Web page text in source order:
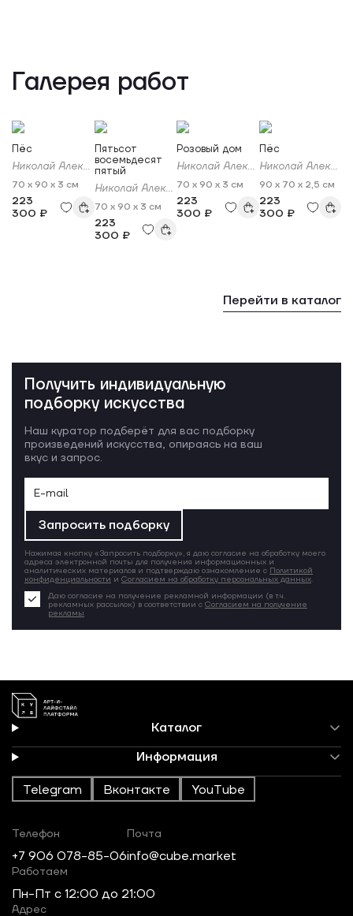
Галерея работ
Пёс
Николай Алексеев
70 x 90 x 3 см
223
300 ₽
Пятьсот
восемьдесят
пятый
Николай Алексеев
70 x 90 x 3 см
223
300 ₽
Розовый дом
Николай Алексеев
70 x 90 x 3 см
223
300 ₽
Пёс
Николай Алексеев
90 x 70 x 2,5 см
223
300 ₽
Перейти в каталог
Получить индивидуальную
подборку искусства
Наш куратор подберёт для вас подборку
произведений искусства, опираясь на ваш
вкус и запрос.
Запросить подборку
Нажимая кнопку «Запросить подборку», я даю согласие на обработку моего
адреса электронной почты для получения информационных и
аналитических материалов и подтверждаю ознакомление с Политикой
конфиденциальности и Согласием на обработку персональных данных.
Даю согласие на получение рекламной информации (в т.ч.
рекламных рассылок) в соответствии с Согласием на получение
рекламы
Каталог
Информация
Telegram Вконтакте YouTube
Телефон
+7 906 078-85-06
Почта
info@cube.market
Работаем
Пн-Пт c 12:00 до 21:00
Адрес